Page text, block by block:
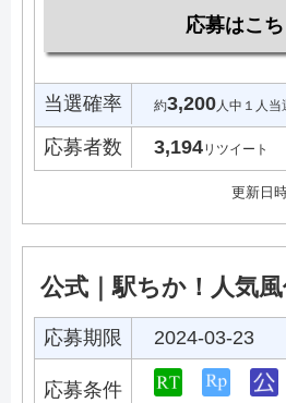
応募はこち
当選確率 約3,200人中１人当
応募者数 3,194リツイート
更新日
公式｜駅ちか！人気
応募期限 2024-03-23
応募条件